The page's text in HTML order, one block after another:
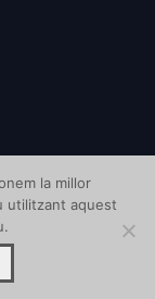
de Cookies]
Corner
la millor
utilitzant aquest